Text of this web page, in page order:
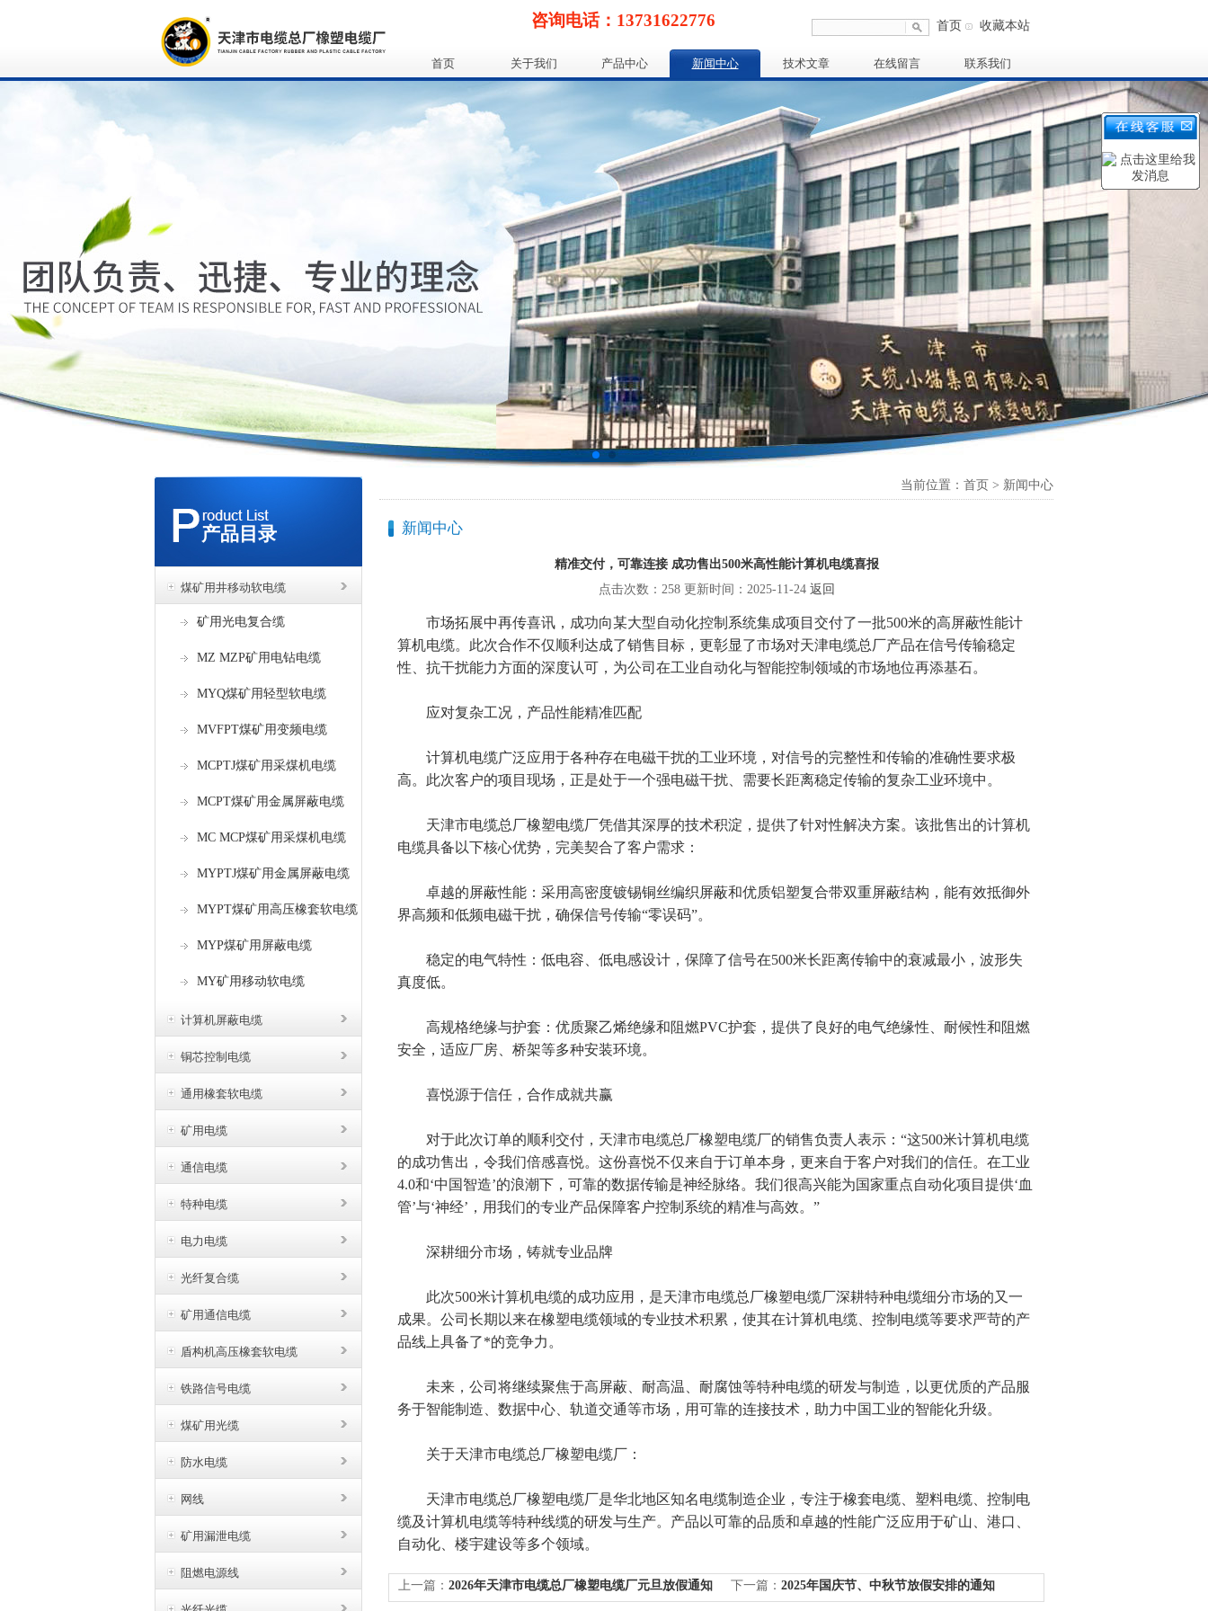
咨询电话：13731622776 首页 收藏本站
首页 关于我们 产品中心 新闻中心 技术文章 在线留言 联系我们
产品目录
煤矿用井移动软电缆
矿用光电复合缆
MZ MZP矿用电钻电缆
MYQ煤矿用轻型软电缆
MVFPT煤矿用变频电缆
MCPTJ煤矿用采煤机电缆
MCPT煤矿用金属屏蔽电缆
MC MCP煤矿用采煤机电缆
MYPTJ煤矿用金属屏蔽电缆
MYPT煤矿用高压橡套软电缆
MYP煤矿用屏蔽电缆
MY矿用移动软电缆
计算机屏蔽电缆
铜芯控制电缆
通用橡套软电缆
矿用电缆
通信电缆
特种电缆
电力电缆
光纤复合缆
矿用通信电缆
盾构机高压橡套软电缆
铁路信号电缆
煤矿用光缆
防水电缆
网线
矿用漏泄电缆
阻燃电源线
当前位置：首页 > 新闻中心
新闻中心
精准交付，可靠连接 成功售出500米高性能计算机电缆喜报
点击次数：258 更新时间：2025-11-24 返回
市场拓展中再传喜讯，成功向某大型自动化控制系统集成项目交付了一批500米的高屏蔽性能计
算机电缆。此次合作不仅顺利达成了销售目标，更彰显了市场对天津电缆总厂产品在信号传输稳定
性、抗干扰能力方面的深度认可，为公司在工业自动化与智能控制领域的市场地位再添基石。
应对复杂工况，产品性能精准匹配
计算机电缆广泛应用于各种存在电磁干扰的工业环境，对信号的完整性和传输的准确性要求极
高。此次客户的项目现场，正是处于一个强电磁干扰、需要长距离稳定传输的复杂工业环境中。
天津市电缆总厂橡塑电缆厂凭借其深厚的技术积淀，提供了针对性解决方案。该批售出的计算机
电缆具备以下核心优势，完美契合了客户需求：
卓越的屏蔽性能：采用高密度镀锡铜丝编织屏蔽和优质铝塑复合带双重屏蔽结构，能有效抵御外
界高频和低频电磁干扰，确保信号传输“零误码”。
稳定的电气特性：低电容、低电感设计，保障了信号在500米长距离传输中的衰减最小，波形失
真度低。
高规格绝缘与护套：优质聚乙烯绝缘和阻燃PVC护套，提供了良好的电气绝缘性、耐候性和阻燃
安全，适应厂房、桥架等多种安装环境。
喜悦源于信任，合作成就共赢
对于此次订单的顺利交付，天津市电缆总厂橡塑电缆厂的销售负责人表示：“这500米计算机电缆
的成功售出，令我们倍感喜悦。这份喜悦不仅来自于订单本身，更来自于客户对我们的信任。在工业
4.0和‘中国智造’的浪潮下，可靠的数据传输是神经脉络。我们很高兴能为国家重点自动化项目提供‘血
管’与‘神经’，用我们的专业产品保障客户控制系统的精准与高效。”
深耕细分市场，铸就专业品牌
此次500米计算机电缆的成功应用，是天津市电缆总厂橡塑电缆厂深耕特种电缆细分市场的又一
成果。公司长期以来在橡塑电缆领域的专业技术积累，使其在计算机电缆、控制电缆等要求严苛的产
品线上具备了*的竞争力。
未来，公司将继续聚焦于高屏蔽、耐高温、耐腐蚀等特种电缆的研发与制造，以更优质的产品服
务于智能制造、数据中心、轨道交通等市场，用可靠的连接技术，助力中国工业的智能化升级。
关于天津市电缆总厂橡塑电缆厂：
天津市电缆总厂橡塑电缆厂是华北地区知名电缆制造企业，专注于橡套电缆、塑料电缆、控制电
缆及计算机电缆等特种线缆的研发与生产。产品以可靠的品质和卓越的性能广泛应用于矿山、港口、
自动化、楼宇建设等多个领域。
上一篇： 2026年天津市电缆总厂橡塑电缆厂元旦放假通知 下一篇： 2025年国庆节、中秋节放假安排的通知